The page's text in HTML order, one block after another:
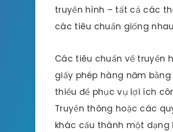
truyền hình – tất cả các
các tiêu chuẩn giống
Các tiêu chuẩn về truyền
giấy phép hàng năm
thiểu để phục vụ lợi ích
Truyền thông hoặc các
khác cấu thành một dạng